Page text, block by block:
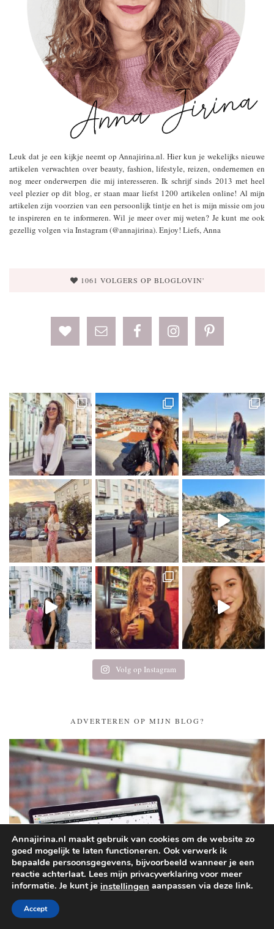
Leuk dat je een kijkje neemt op Annajirina.nl. Hier kun je wekelijks nieuwe
artikelen verwachten over beauty, fashion, lifestyle, reizen, ondernemen en
nog meer onderwerpen die mij interesseren. Ik schrijf sinds 2013 met heel
veel plezier op dit blog, er staan maar liefst 1200 artikelen online! Al mijn
artikelen zijn voorzien van een persoonlijk tintje en het is mijn missie om jou
te inspireren en te informeren. Wil je meer over mij weten? Je kunt me ook
gezellig volgen via Instagram (@annajirina). Enjoy! Liefs, Anna
1061 VOLGERS OP BLOGLOVIN'
Volg op Instagram
ADVERTEREN OP MIJN BLOG?
Annajirina.nl maakt gebruik van cookies om de website zo
goed mogelijk te laten functioneren. Ook verwerk ik
bepaalde persoonsgegevens, bijvoorbeeld wanneer je een
reactie achterlaat. Lees mijn privacyverklaring voor meer
informatie. Je kunt je instellingen aanpassen via deze link.
Accept